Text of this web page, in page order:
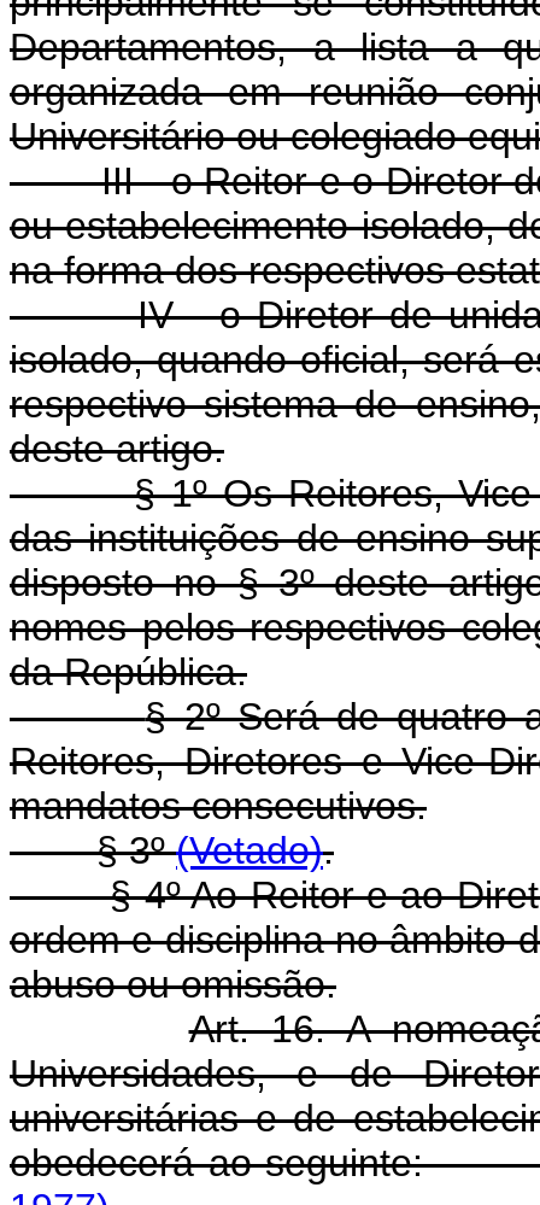
Departamentos, a lista a
organizada em reunião
Universitário ou colegiado
III - o Reitor e o Diretor de
ou estabelecimento isolado,
na forma dos respectivos
IV - o Diretor de unidade
isolado, quando oficial, será
respectivo sistema de
deste artigo.
§ 1º Os Reitores, Vice-
das instituições de ensino
disposto no § 3º deste
nomes pelos respectivos
da República.
§ 2º Será de quatro
Reitores, Diretores e Vice-
mandatos consecutivos.
§ 3º(Vetado).
§ 4º Ao Reitor e ao
ordem e disciplina no âmbito
abuso ou omissão.
Art. 16. A
Universidades, e de
universitárias e de
obedecerá ao